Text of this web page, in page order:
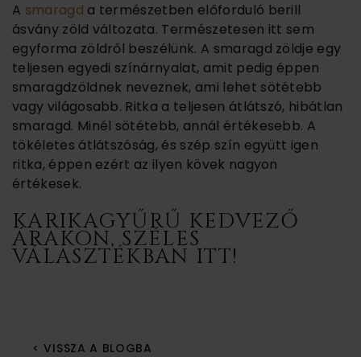
A smaragd a természetben előforduló berill
ásvány zöld változata. Természetesen itt sem
egyforma zöldről beszélünk. A smaragd zöldje egy
teljesen egyedi színárnyalat, amit pedig éppen
smaragdzöldnek neveznek, ami lehet sötétebb
vagy világosabb. Ritka a teljesen átlátszó, hibátlan
smaragd. Minél sötétebb, annál értékesebb. A
tökéletes átlátszóság, és szép szín együtt igen
ritka, éppen ezért az ilyen kövek nagyon
értékesek.
KARIKAGYŰRŰ KEDVEZŐ
ÁRAKON, SZÉLES
VÁLASZTÉKBAN ITT!
< VISSZA A BLOGBA